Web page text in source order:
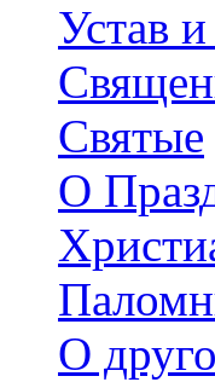
Устав
Святые
О
О